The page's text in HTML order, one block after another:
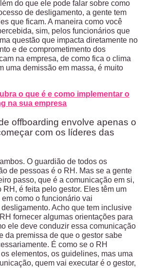
do que ele pode falar sobre como
de desligamento, a gente tem
que ficam. A maneira como você
sim, pelos funcionários que
questão que impacta diretamente no
e de comprometimento dos
na empresa, de como fica o clima
uma demissão em massa, é muito
o que é e como implementar o
na sua empresa
offboarding envolve apenas o
com os líderes das
O guardião de todos os
de pessoas é o RH. Mas se a gente
passo, que é a comunicação em si,
RH, é feita pelo gestor. Eles têm um
como o funcionário vai
Acho que tem inclusive
fornecer algumas orientações para
ele deve conduzir essa comunicação
da premissa de que o gestor sabe
É como se o RH
elementos, os guidelines, mas uma
quem vai executar é o gestor,